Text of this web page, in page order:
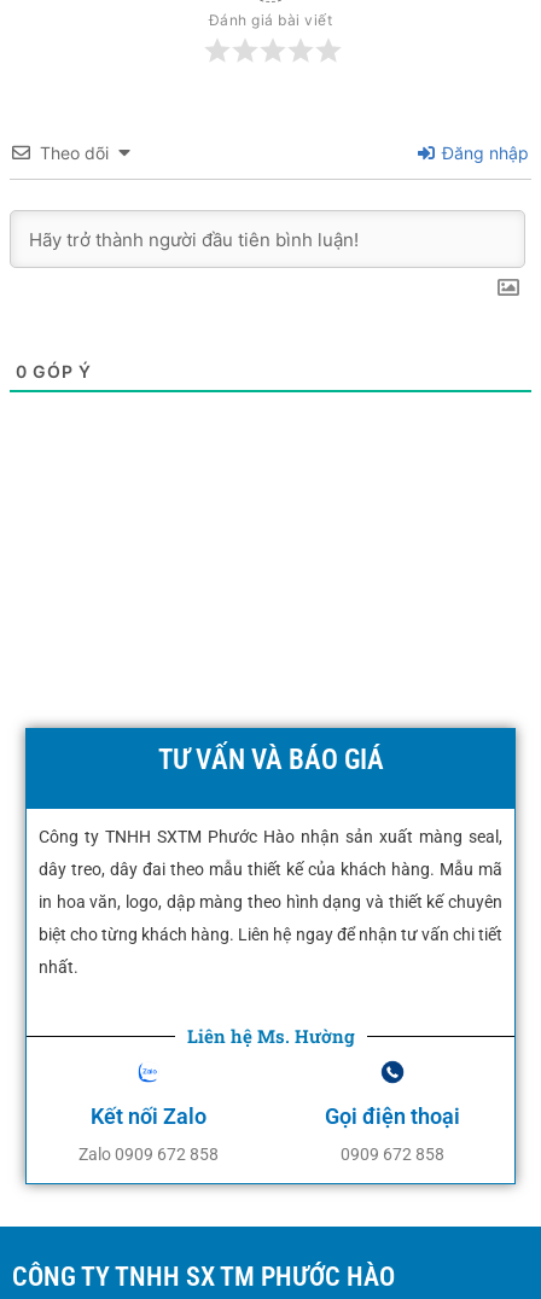
Đánh giá bài viết
Theo dõi Đăng nhập
0 GÓP Ý
TƯ VẤN VÀ BÁO GIÁ
Công ty TNHH SXTM Phước Hào nhận sản xuất màng seal,
dây treo, dây đai theo mẫu thiết kế của khách hàng. Mẫu mã
in hoa văn, logo, dập màng theo hình dạng và thiết kế chuyên
biệt cho từng khách hàng. Liên hệ ngay để nhận tư vấn chi tiết
nhất.
Liên hệ Ms. Hường
Kết nối Zalo
Zalo 0909 672 858
Gọi điện thoại
0909 672 858
CÔNG TY TNHH SX TM PHƯỚC HÀO